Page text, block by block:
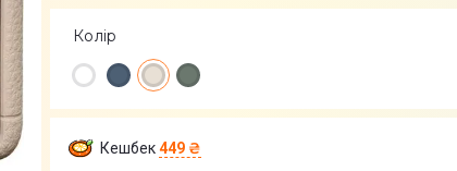
Колір
Кешбек449 ₴